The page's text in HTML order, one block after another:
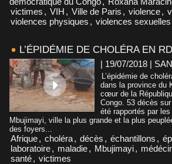
victimes , VIH , Ville de Paris , violence,
violences physiques , violences sexuelles
L’ÉPIDÉMIE DE CHOLÉRA EN
| 19/07/2018 |
L’épidémie de
dans la province du
cœur de la
Congo. 53 décès
été rapportés par
Mbujimayi, ville la plus grande et la plus
des foyers...
Afrique, choléra, décès , échantillons ,
laboratoire, maladie, Mbujimayi,
santé, victimes